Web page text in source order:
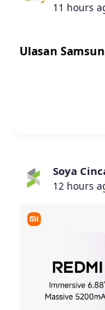
11 hours
Ulasan
Soya
12 hours